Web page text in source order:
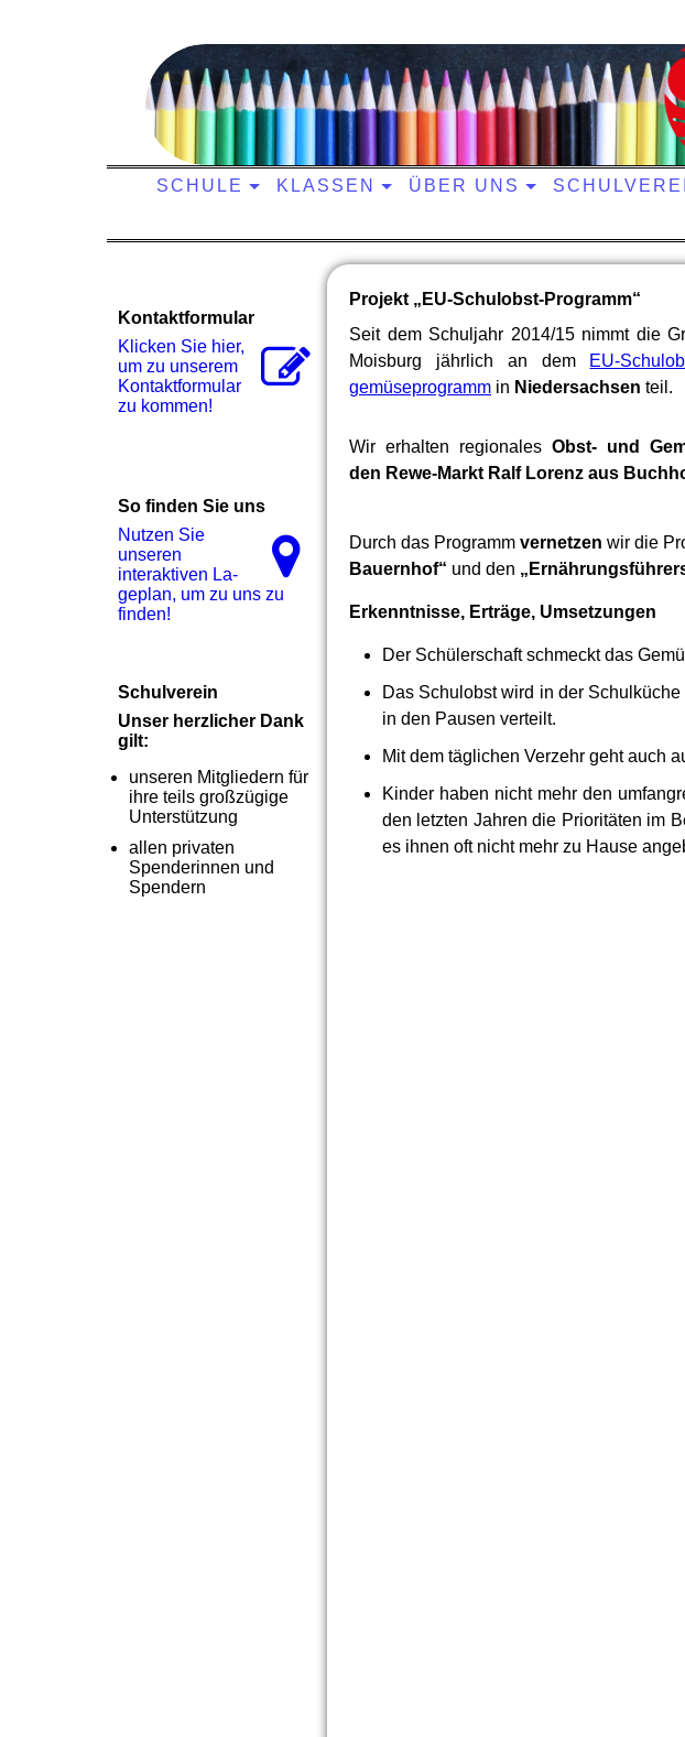
SCHULE KLASSEN ÜBER UNS
Projekt „EU-Schulobst-Programm“
Seit dem Schuljahr 2014/15 nimmt die
Moisburg jährlich an dem EU-
gemüseprogramm in Niedersachsen teil.
Wir erhalten regionalesObst- und
den Rewe-Markt Ralf Lorenz aus
Durch das Programm vernetzen wir die
Bauernhof“ und den
Erkenntnisse, Erträge, Umsetzungen
Der Schülerschaft schmeckt das
Das Schulobst wird in der
in den Pausen verteilt.
Mit dem täglichen Verzehr geht auch
Kinder haben nicht mehr den
den letzten Jahren die Prioritäten im
es ihnen oft nicht mehr zu Hause
Kontaktformular
Klicken Sie hier,
um zu unserem
Kon­takt­for­mu­lar
zu kommen!
So finden Sie uns
Nutzen Sie
unseren
interaktiven La­
ge­plan, um zu uns zu
finden!
Schulverein
Unser herzlicher Dank
gilt:
unseren Mitgliedern für
ihre teils großzügige
Unterstützung
allen privaten
Spenderinnen und
Spendern